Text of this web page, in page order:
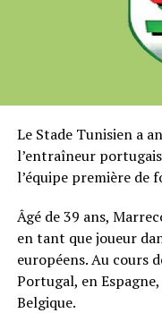
Le Stade Tunisien a
l’entraîneur
l’équipe première de
Âgé de 39 ans,
en tant que joueur
européens. Au cours
Portugal, en Espagne,
Belgique.